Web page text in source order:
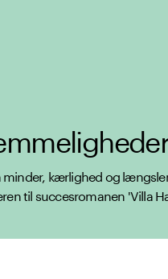
minder, kærlighed og
til succesromanen 'Villa